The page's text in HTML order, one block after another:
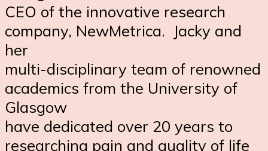
CEO of the innovative research
company, NewMetrica. Jacky and
her
multi-disciplinary team of renowned
academics from the University of
Glasgow
have dedicated over 20 years to
researching pain and quality of life